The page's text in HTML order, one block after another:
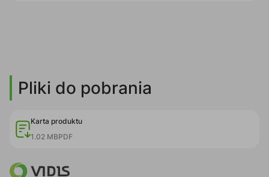
Pliki do pobrania
Karta produktu
1.02 MBPDF